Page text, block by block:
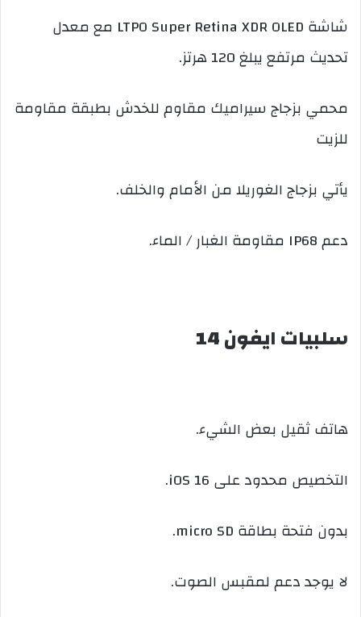
شاشة LTPO Super Retina XDR OLED مع معدل
تحديث مرتفع يبلغ 120 هرتز.
محمي بزجاج سيراميك مقاوم للخدش بطبقة مقاومة
للزيت
يأتي بزجاج الغوريلا من الأمام والخلف.
دعم IP68 مقاومة الغبار / الماء.
سلبيات ايفون 14
هاتف ثقيل بعض الشيء.
التخصيص محدود على iOS 16.
بدون فتحة بطاقة micro SD.
لا يوجد دعم لمقبس الصوت.